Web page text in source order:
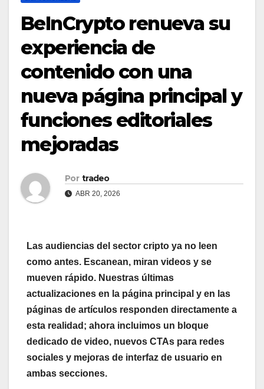
BeInCrypto renueva su
experiencia de
contenido con una
nueva página principal y
funciones editoriales
mejoradas
Por tradeo
ABR 20, 2026
Las audiencias del sector cripto ya no leen
como antes. Escanean, miran videos y se
mueven rápido. Nuestras últimas
actualizaciones en la página principal y en las
páginas de artículos responden directamente a
esta realidad; ahora incluimos un bloque
dedicado de video, nuevos CTAs para redes
sociales y mejoras de interfaz de usuario en
ambas secciones.